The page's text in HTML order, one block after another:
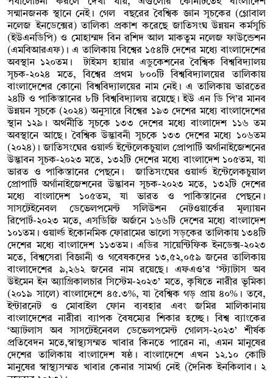
সন্মানজনক স্থানে নেই। গেল বছরের বৈশ্বিক জ্ঞান সূচকের (গ্লোবাল
নলেজ ইনডেক্সের) তালিকা প্রকাশ করেছে জাতিসংঘ উন্নয়ন কর্মসূচি
(ইউএনডিপি) ও মোহাম্মদ বিন রশিদ আল মাকতুম নলেজ ফাউন্ডেশন
(এমবিআরএফ)। এ তালিকায় বিশ্বের ১৫৪টি দেশের মধ্যে বাংলাদেশের
অবস্থান ১২০তম। টাইমস হায়ার এডুকেশনের বৈশ্বিক বিশ্ববিদ্যালয়
সূচক-২০২৪ মতে, বিশ্বের প্রথম ৮০০টি বিশ্ববিদ্যালয়ের তালিকায়
বাংলাদেশের কোনো বিশ্ববিদ্যালয়ের নাম নেই। এ তালিকায় ভারতের
২৪টি ও পাকিস্তানের ৮টি বিশ্ববিদ্যালয় রয়েছে। ইউ এন ডি পি’র মানব
উন্নয়ন সূচকে (২০২৪) অনুসারে বিশ্বের ১৯৩ দেশের মধ্যে বাংলাদেশের
স্থান ১২৯। অর্থনীতি সূচকে ১৩৩ দেশের মধ্যে বাংলাদেশ ১১৬ তম
অবস্থানে আছে। বৈশ্বিক উদ্ভাবনী সূচকে ১৩৩ দেশের মধ্যে ১০৬তম
(২০২৪)। জাতিসংঘের ওয়ার্ল্ড ইন্টেলেকচুয়াল প্রোপার্টি অর্গানাইজেশনের
উদ্ভাবন সূচক-২০২৩ মতে, ১৩২টি দেশের মধ্যে বাংলাদেশ ১০৫তম, যা
ভারত ও পাকিস্তানের পেছনে। জাতিসংঘের ওয়ার্ল্ড ইন্টেলেকচুয়াল
প্রোপার্টি অর্গানাইজেশনের উদ্ভাবন সূচক-২০২৩ মতে, ১৩২টি দেশের
মধ্যে বাংলাদেশ ১০৫তম, যা ভারত ও পাকিস্তানের পেছনে।
সাসটেইনেবল ডেভেলপমেন্ট সলিউশন নেটওয়ার্কের মূল্যায়ন
রিপোর্ট-২০২৩ মতে, এসডিজি অর্জনে ১৬৬টি দেশের মধ্যে বাংলাদেশ
১০১তম। ওয়ার্ল্ড ইকোনমিক ফোরামের ভালো সড়কের তালিকায় ১৩৪টি
দেশের মধ্যে বাংলাদেশ ১১৩তম। এডির সায়েন্টিফিক ইনডেক্স-২০২৩
মতে, বিশ্বসেরা বিজ্ঞানী ও গবেষকদের ১৩,৫২,০৫৯ জনের তালিকায়
বাংলাদেশের ৯,২৬২ জনের নাম রয়েছে। এফএও’র ‘স্ট্যাটাস অব
উইমেন ইন অ্যাগ্রিকালচার সিস্টেম-২০২৩’ মতে, কৃষিতে নারীর ভূমিকা
(২০১৯ সালে) বাংলাদেশে ৪৫.৩%, যা বৈশ্বিক গড় প্রায় ৪০%। তবে,
ইন্টারনেট ও মোবাইল ফোন ব্যবহার এবং জমির মালিকানায়
বাংলাদেশের নারীরা ব্যাপক বৈষম্যের শিকার হচ্ছে। বিশ্ব ব্যাংকের
‘অ্যাটলাস অব সাসটেইনেবল ডেভেলপমেন্ট গোলস-২০২৩’ শীর্ষক
প্রতিবেদন মতে,স্বাস্থ্যসম্মত খাবার কিনতে পারেন না, এমন মানুষের
দেশের তালিকায় বাংলাদেশ ষষ্ঠ। বাংলাদেশে এখন ১২.১০ কোটি
মানুষের স্বাস্থ্যসম্মত খাবার কেনার সামর্থ্য নেই (দৈনিক ইনকিলাব। ২